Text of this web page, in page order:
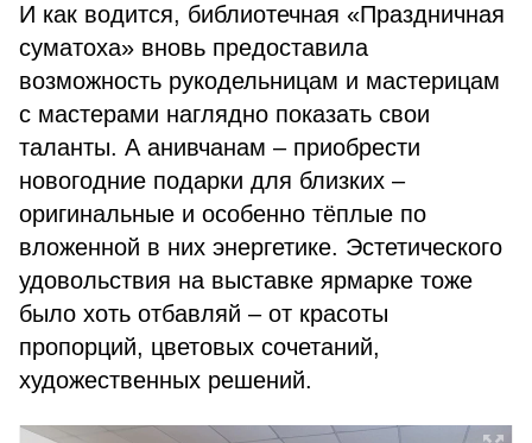
И как водится, библиотечная «Праздничная
суматоха» вновь предоставила
возможность рукодельницам и мастерицам
с мастерами наглядно показать свои
таланты. А анивчанам – приобрести
новогодние подарки для близких –
оригинальные и особенно тёплые по
вложенной в них энергетике. Эстетического
удовольствия на выставке ярмарке тоже
было хоть отбавляй – от красоты
пропорций, цветовых сочетаний,
художественных решений.